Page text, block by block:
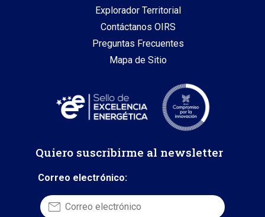
Explorador Territorial
Contáctanos OIRS
Preguntas Frecuentes
Mapa de Sitio
Quiero suscribirme al newsletter
Correo electrónico: